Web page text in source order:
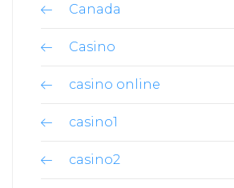
Canada
Casino
casino online
casino1
casino2